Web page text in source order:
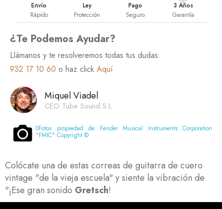
Envío
Rápido
Ley
Protección
Pago
Seguro
3 Años
Garantía
¿Te Podemos Ayudar?
Llámanos y te resolveremos todas tus dudas.
932 17 10 60 o haz click Aquí
Miquel Viadel
CEO Tube Sound S.L.
0Fotos propiedad de Fender Musical Instruments Corporation
"FMIC" Copyright ©
Colócate una de estas correas de guitarra de cuero
vintage "de la vieja escuela" y siente la vibración de
"¡Ese gran sonido Gretsch!